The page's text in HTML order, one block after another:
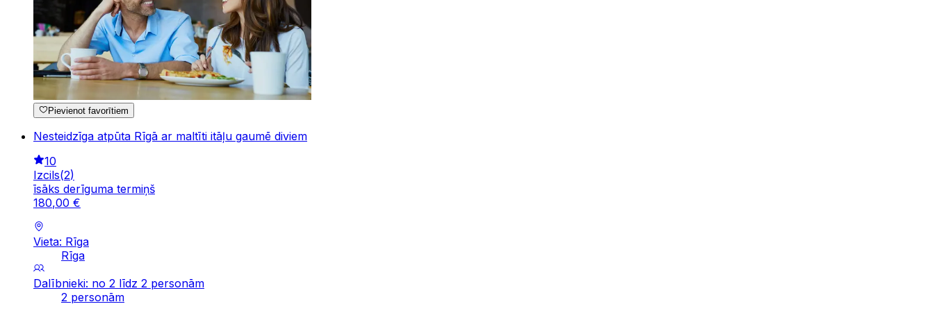
Pievienot favorītiem
Nesteidzīga atpūta Rīgā ar maltīti itāļu gaumē diviem
10
Izcils(2)
īsāks derīguma termiņš
180,00 €
Vieta: Rīga
Rīga
Dalībnieki: no 2 līdz 2 personām
2 personām